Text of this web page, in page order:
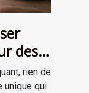
des
rien de
unique qui